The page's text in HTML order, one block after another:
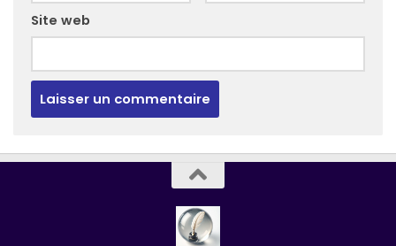
Site web